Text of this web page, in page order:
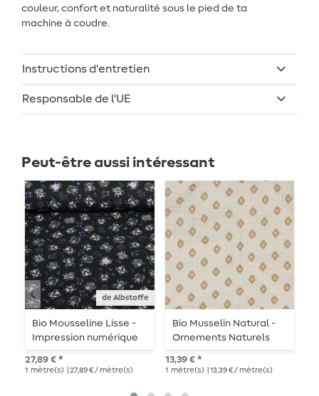
couleur, confort et naturalité sous le pied de ta
machine à coudre.
Instructions d'entretien
Responsable de l'UE
Peut-être aussi intéressant
de Albstoffe
Bio Mousseline Lisse -
Impression numérique
Beetles & Bugs Noir
27,89 € *
1 mètre(s) | 27,89 € / mètre(s)
Bio Musselin Natural -
Ornements Naturels
13,39 € *
1 mètre(s) | 13,39 € / mètre(s)